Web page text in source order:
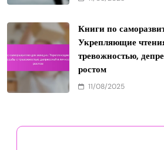
Книги по
Укрепляющие
тревожностью,
ростом
11/08/2025